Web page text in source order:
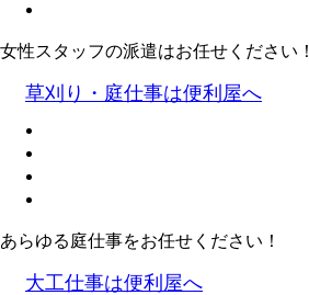
女性スタッフの派遣はお任せください！
草刈り・庭仕事は便利屋へ
あらゆる庭仕事をお任せください！
大工仕事は便利屋へ